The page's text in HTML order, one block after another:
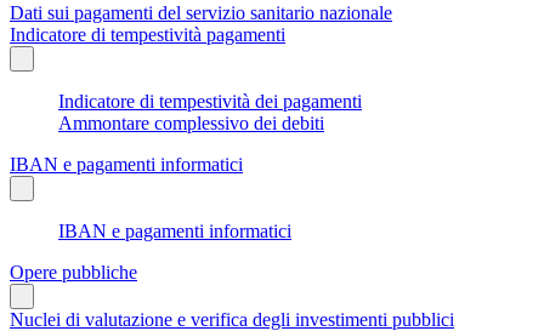
Dati sui pagamenti del servizio sanitario nazionale
Indicatore di tempestività pagamenti
Indicatore di tempestività dei pagamenti
Ammontare complessivo dei debiti
IBAN e pagamenti informatici
IBAN e pagamenti informatici
Opere pubbliche
Nuclei di valutazione e verifica degli investimenti pubblici